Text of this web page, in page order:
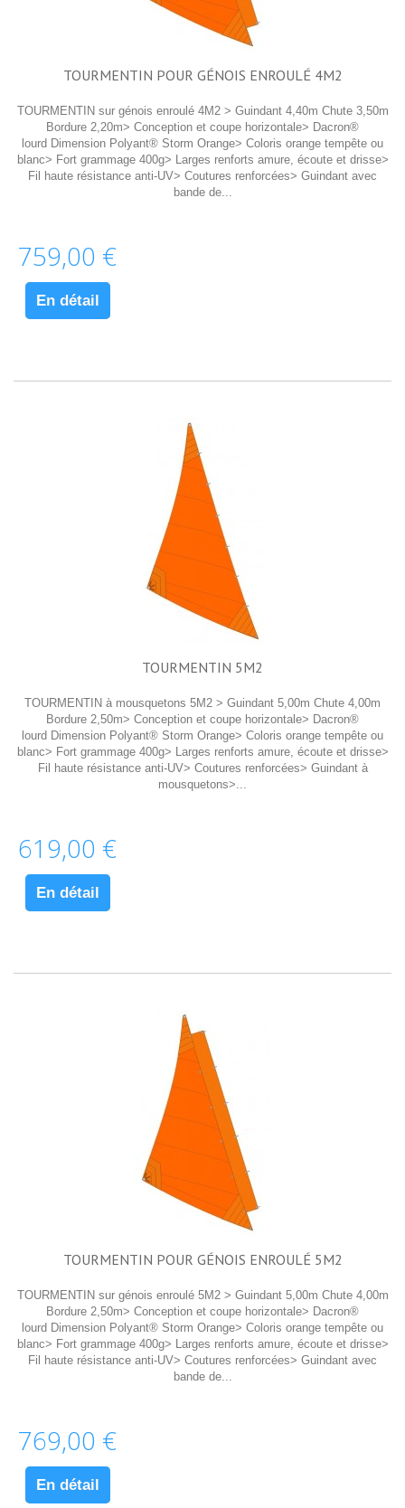
TOURMENTIN POUR GÉNOIS ENROULÉ 4M2
TOURMENTIN sur génois enroulé 4M2 > Guindant 4,40m Chute 3,50m
Bordure 2,20m> Conception et coupe horizontale> Dacron®
lourd Dimension Polyant® Storm Orange> Coloris orange tempête ou
blanc> Fort grammage 400g> Larges renforts amure, écoute et drisse>
Fil haute résistance anti-UV> Coutures renforcées> Guindant avec
bande de...
759,00 €
En détail
TOURMENTIN 5M2
TOURMENTIN à mousquetons 5M2 > Guindant 5,00m Chute 4,00m
Bordure 2,50m> Conception et coupe horizontale> Dacron®
lourd Dimension Polyant® Storm Orange> Coloris orange tempête ou
blanc> Fort grammage 400g> Larges renforts amure, écoute et drisse>
Fil haute résistance anti-UV> Coutures renforcées> Guindant à
mousquetons>...
619,00 €
En détail
TOURMENTIN POUR GÉNOIS ENROULÉ 5M2
TOURMENTIN sur génois enroulé 5M2 > Guindant 5,00m Chute 4,00m
Bordure 2,50m> Conception et coupe horizontale> Dacron®
lourd Dimension Polyant® Storm Orange> Coloris orange tempête ou
blanc> Fort grammage 400g> Larges renforts amure, écoute et drisse>
Fil haute résistance anti-UV> Coutures renforcées> Guindant avec
bande de...
769,00 €
En détail